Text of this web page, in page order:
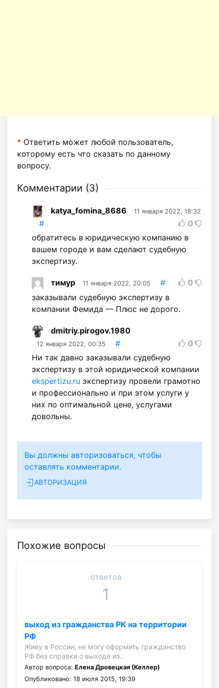
* Ответить может любой пользователь,
которому есть что сказать по данному
вопросу.
Комментарии (3)
katya_fomina_8686 11 января 2022, 18:32
#
0
обратитесь в юридическую компанию в
вашем городе и вам сделают судебную
экспертизу.
тимур 11 января 2022, 20:05 #
0
заказывали судебную экспертизу в
компании Фемида — Плюс не дорого.
dmitriy.pirogov.1980
12 января 2022, 00:35 #
0
Ни так давно заказывали судебную
экспертизу в этой юридической компании
ekspertizu.ru экспертизу провели грамотно
и профессионально и при этом услуги у
них по оптимальной цене, услугами
довольны.
Вы должны авторизоваться, чтобы
оставлять комментарии.
АВТОРИЗАЦИЯ
Похожие вопросы
ответов
1
выход из гражданства РК на территории
РФ
Живу в России, не могу оформить гражданство
РФ без справки о выходе из…
Автор вопроса: Елена Дровецкая (Келлер)
Опубликовано: 18 июля 2015, 19:39